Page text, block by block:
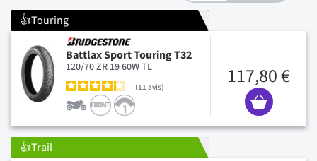
👍Touring
Battlax Sport Touring T32
120/70 ZR 19 60W TL
11 avis 117,80 €
👍Trail